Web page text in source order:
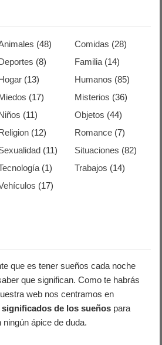
(48) Comidas (28)
(8) Familia(14)
(13) Humanos (85)
(17) Misterios (36)
(11) Objetos (44)
(12) Romance(7)
(11) Situaciones (82)
(1) Trabajos (14)
(17)
que es tener sueños cada noche
que significan. Como te habrás
web nos centramos en
significados de los sueños para
ápice de duda.